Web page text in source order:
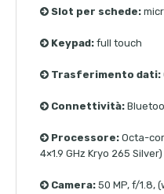
Slot per schede:
Keypad: full touch
Trasferimento dati:
Connettività:
Processore: Octa-
4×1.9 GHz Kryo 265 Silver)
Camera: 50 MP, f/1.8,